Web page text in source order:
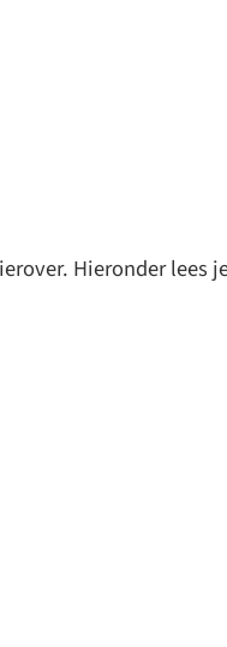
Hieronder lees